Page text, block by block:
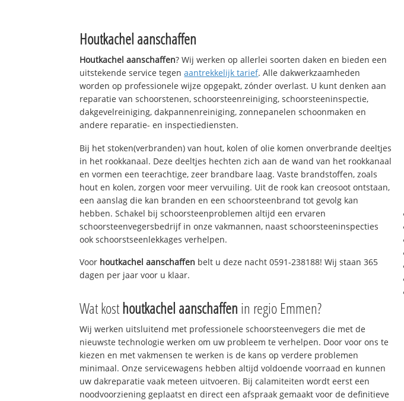
Houtkachel aanschaffen
Houtkachel aanschaffen? Wij werken op allerlei soorten daken en bieden een
uitstekende service tegenaantrekkelijk tarief. Alle dakwerkzaamheden
worden op professionele wijze opgepakt, zónder overlast. U kunt denken aan
reparatie van schoorstenen, schoorsteenreiniging, schoorsteeninspectie,
dakgevelreiniging, dakpannenreiniging, zonnepanelen schoonmaken en
andere reparatie- en inspectiediensten.
Bij het stoken(verbranden) van hout, kolen of olie komen onverbrande deeltjes
in het rookkanaal. Deze deeltjes hechten zich aan de wand van het rookkanaal
en vormen een teerachtige, zeer brandbare laag. Vaste brandstoffen, zoals
hout en kolen, zorgen voor meer vervuiling. Uit de rook kan creosoot ontstaan,
een aanslag die kan branden en een schoorsteenbrand tot gevolg kan
hebben. Schakel bij schoorsteenproblemen altijd een ervaren
schoorsteenvegersbedrijf in onze vakmannen, naast schoorsteeninspecties
ook schoorstseenlekkages verhelpen.
Voor houtkachel aanschaffen belt u deze nacht 0591-238188! Wij staan 365
dagen per jaar voor u klaar.
Wat kosthoutkachel aanschaffen in regio Emmen?
Wij werken uitsluitend met professionele schoorsteenvegers die met de
nieuwste technologie werken om uw probleem te verhelpen. Door voor ons te
kiezen en met vakmensen te werken is de kans op verdere problemen
minimaal. Onze servicewagens hebben altijd voldoende voorraad en kunnen
uw dakreparatie vaak meteen uitvoeren. Bij calamiteiten wordt eerst een
noodvoorziening geplaatst en direct een afspraak gemaakt voor de definitieve